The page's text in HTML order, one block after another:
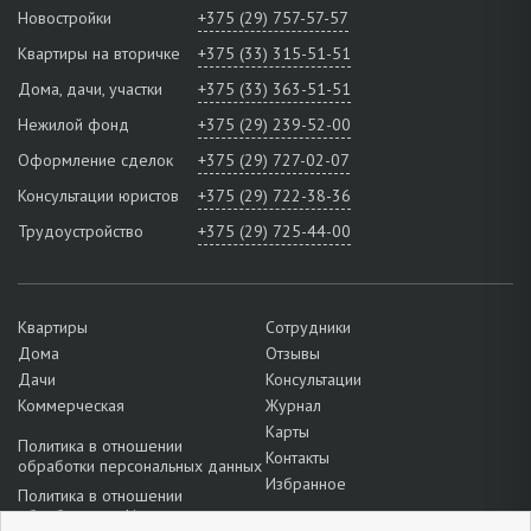
Новостройки
+375 (29) 757-57-57
Квартиры на вторичке
+375 (33) 315-51-51
Дома, дачи, участки
+375 (33) 363-51-51
Нежилой фонд
+375 (29) 239-52-00
Оформление сделок
+375 (29) 727-02-07
Консультации юристов
+375 (29) 722-38-36
Трудоустройство
+375 (29) 725-44-00
Квартиры
Дома
Дачи
Коммерческая
Политика в отношении
обработки персональных данных
Политика в отношении
обработки cookie
Сотрудники
Отзывы
Консультации
Журнал
Карты
Контакты
Избранное